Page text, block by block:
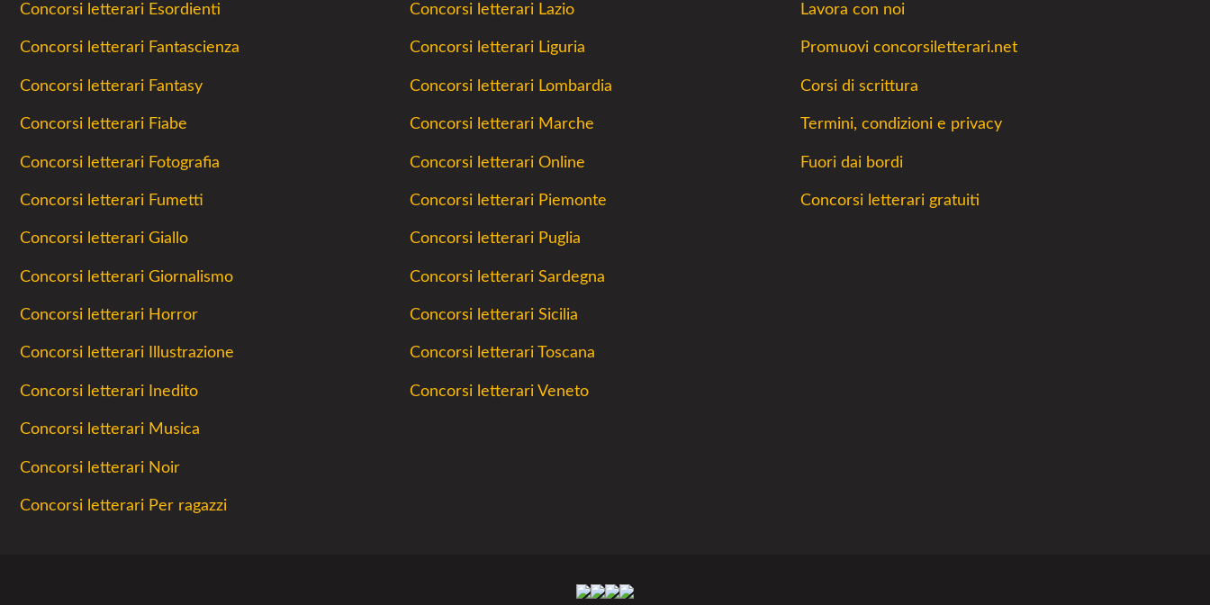
Concorsi letterari Esordienti
Concorsi letterari Fantascienza
Concorsi letterari Fantasy
Concorsi letterari Fiabe
Concorsi letterari Fotografia
Concorsi letterari Fumetti
Concorsi letterari Giallo
Concorsi letterari Giornalismo
Concorsi letterari Horror
Concorsi letterari Illustrazione
Concorsi letterari Inedito
Concorsi letterari Musica
Concorsi letterari Noir
Concorsi letterari Per ragazzi
Concorsi letterari Lazio
Concorsi letterari Liguria
Concorsi letterari Lombardia
Concorsi letterari Marche
Concorsi letterari Online
Concorsi letterari Piemonte
Concorsi letterari Puglia
Concorsi letterari Sardegna
Concorsi letterari Sicilia
Concorsi letterari Toscana
Concorsi letterari Veneto
Lavora con noi
Promuovi concorsiletterari.net
Corsi di scrittura
Termini, condizioni e privacy
Fuori dai bordi
Concorsi letterari gratuiti
Facebook
Twitter
Instagram
Youtube